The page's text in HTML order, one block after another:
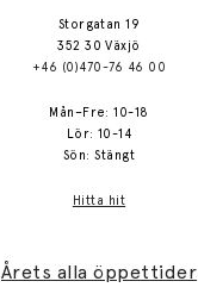
Storgatan 19
352 30 Växjö
+46 (0)470-76 46 00
Mån–Fre: 10-18
Lör: 10-14
Sön: Stängt
Hitta hit
Årets alla öppettider